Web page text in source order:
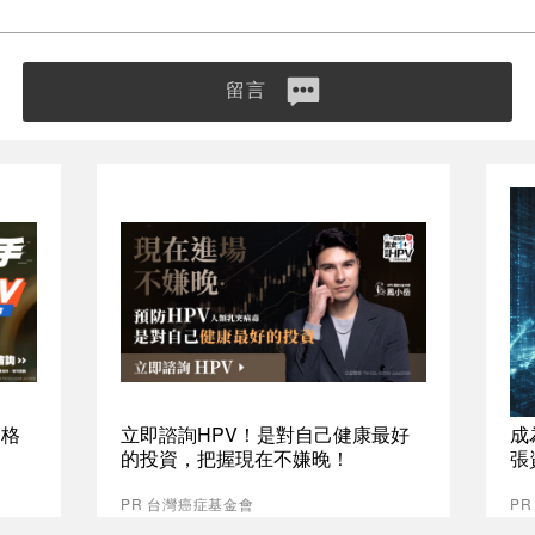
留言
立即諮詢HPV！是對自己健康最好
的投資，把握現在不嫌晚！
PR 台灣癌症基金會
張